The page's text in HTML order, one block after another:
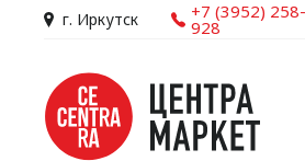
г. Иркутск +7 (3952) 258-
928